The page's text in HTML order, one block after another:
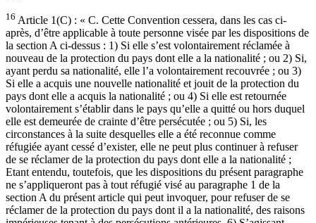
16 Article 1(C) : « C. Cette Convention cessera, dans les cas ci-
après, d’être applicable à toute personne visée par les dispositions de
la section A ci-dessus : 1) Si elle s’est volontairement réclamée à
nouveau de la protection du pays dont elle a la nationalité ; ou 2) Si,
ayant perdu sa nationalité, elle l’a volontairement recouvrée ; ou 3)
Si elle a acquis une nouvelle nationalité et jouit de la protection du
pays dont elle a acquis la nationalité ; ou 4) Si elle est retournée
volontairement s’établir dans le pays qu’elle a quitté ou hors duquel
elle est demeurée de crainte d’être persécutée ; ou 5) Si, les
circonstances à la suite desquelles elle a été reconnue comme
réfugiée ayant cessé d’exister, elle ne peut plus continuer à refuser
de se réclamer de la protection du pays dont elle a la nationalité ;
Etant entendu, toutefois, que les dispositions du présent paragraphe
ne s’appliqueront pas à tout réfugié visé au paragraphe 1 de la
section A du présent article qui peut invoquer, pour refuser de se
réclamer de la protection du pays dont il a la nationalité, des raisons